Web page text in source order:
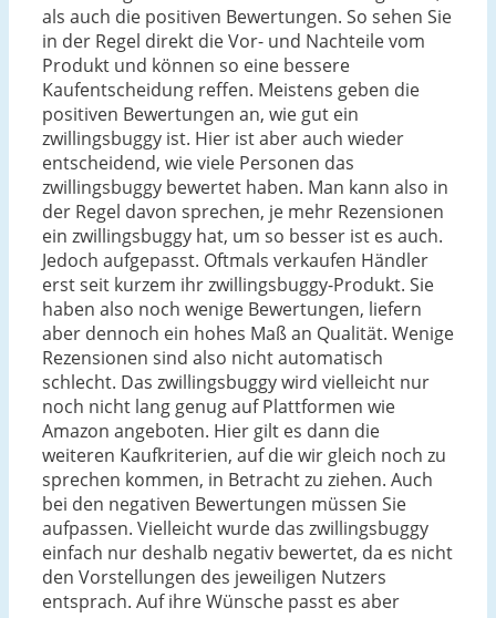
als auch die positiven Bewertungen. So sehen Sie
in der Regel direkt die Vor- und Nachteile vom
Produkt und können so eine bessere
Kaufentscheidung reffen. Meistens geben die
positiven Bewertungen an, wie gut ein
zwillingsbuggy ist. Hier ist aber auch wieder
entscheidend, wie viele Personen das
zwillingsbuggy bewertet haben. Man kann also in
der Regel davon sprechen, je mehr Rezensionen
ein zwillingsbuggy hat, um so besser ist es auch.
Jedoch aufgepasst. Oftmals verkaufen Händler
erst seit kurzem ihr zwillingsbuggy-Produkt. Sie
haben also noch wenige Bewertungen, liefern
aber dennoch ein hohes Maß an Qualität. Wenige
Rezensionen sind also nicht automatisch
schlecht. Das zwillingsbuggy wird vielleicht nur
noch nicht lang genug auf Plattformen wie
Amazon angeboten. Hier gilt es dann die
weiteren Kaufkriterien, auf die wir gleich noch zu
sprechen kommen, in Betracht zu ziehen. Auch
bei den negativen Bewertungen müssen Sie
aufpassen. Vielleicht wurde das zwillingsbuggy
einfach nur deshalb negativ bewertet, da es nicht
den Vorstellungen des jeweiligen Nutzers
entsprach. Auf ihre Wünsche passt es aber